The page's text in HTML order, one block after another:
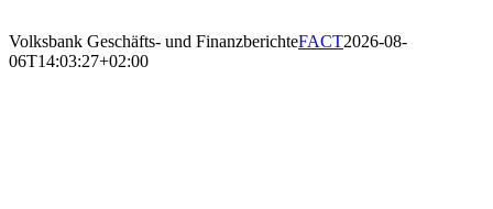
Volksbank Geschäfts- und FinanzberichteFACT2026-08-
06T14:03:27+02:00